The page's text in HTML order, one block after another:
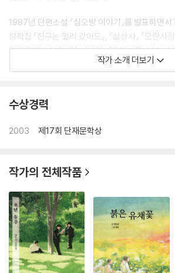
1987년 단편소설 『십오방 이야기』를 발표하면
창작집 『친구는 멀리 갔어도』, 『실상사』 『모란시
있고 장편소설 『누망』, 『낙타』 『은행나무 소년』,
등이 있으며 장편동화 『돌고래 파치노』 등이 있
- 정도상 대표작
럼>
작가 소개 더보기
수상경력
2003 제17회 단재문학상
작가의 전체작품